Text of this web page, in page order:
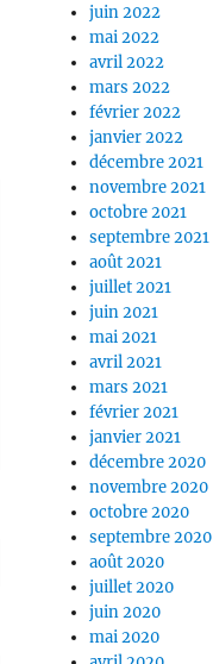
juin 2022
mai 2022
avril 2022
mars 2022
février 2022
janvier 2022
décembre 2021
novembre 2021
octobre 2021
septembre 2021
août 2021
juillet 2021
juin 2021
mai 2021
avril 2021
mars 2021
février 2021
janvier 2021
décembre 2020
novembre 2020
octobre 2020
septembre 2020
août 2020
juillet 2020
juin 2020
mai 2020